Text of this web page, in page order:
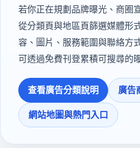
若你正在規劃品牌曝光、商圈
從分類頁與地區頁篩選媒體形
容、圖片、服務範圍與聯絡方
可透過免費刊登累積可搜尋的
查看廣告分類說明 廣告
網站地圖與熱門入口